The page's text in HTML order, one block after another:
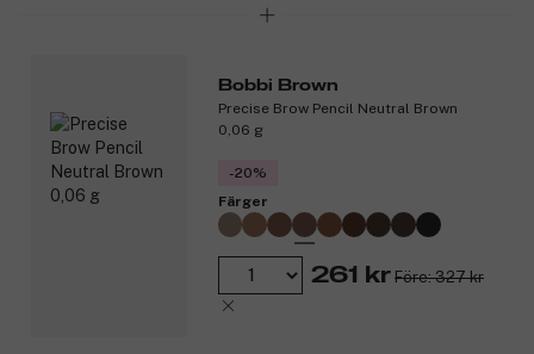
Bobbi Brown
Precise Brow Pencil Neutral Brown
0,06 g
-20%
Färger
261 kr Före: 327 kr